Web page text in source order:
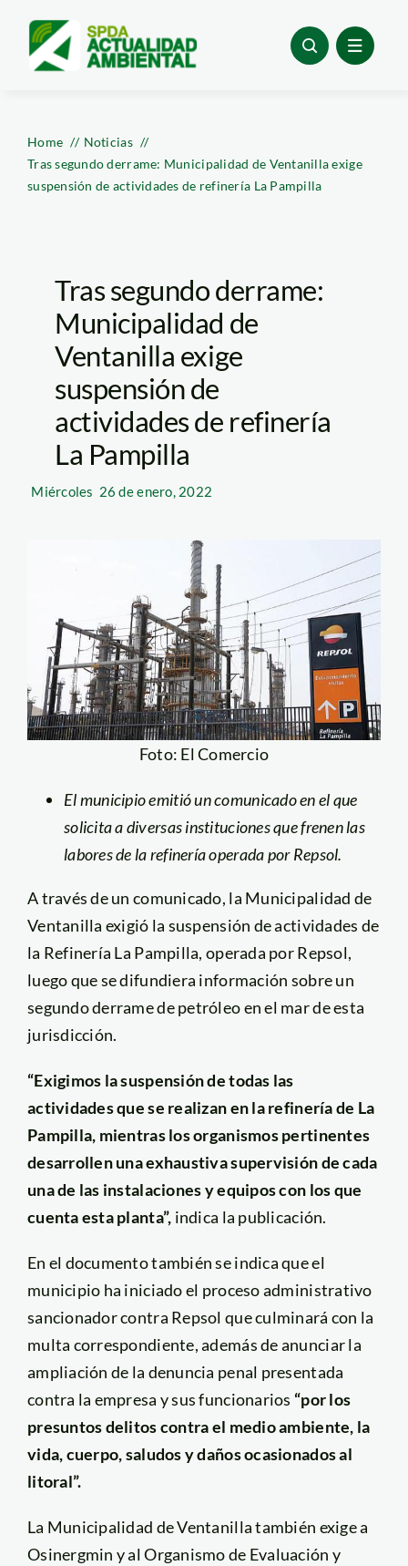
content
Home
Noticias
Tras segundo derrame: Municipalidad de Ventanilla exige
suspensión de actividades de refinería La Pampilla
Tras segundo derrame:
Municipalidad de
Ventanilla exige
suspensión de
actividades de refinería
La Pampilla
Miércoles 26 de enero, 2022
Foto: El Comercio
El municipio emitió un comunicado en el que
solicita a diversas instituciones que frenen las
labores de la refinería operada por Repsol.
A través de un comunicado, la Municipalidad de
Ventanilla exigió la suspensión de actividades de
la Refinería La Pampilla, operada por Repsol,
luego que se difundiera información sobre un
segundo derrame de petróleo en el mar de esta
jurisdicción.
“Exigimos la suspensión de todas las
actividades que se realizan en la refinería de La
Pampilla, mientras los organismos pertinentes
desarrollen una exhaustiva supervisión de cada
una de las instalaciones y equipos con los que
cuenta esta planta”, indica la publicación.
En el documento también se indica que el
municipio ha iniciado el proceso administrativo
sancionador contra Repsol que culminará con la
multa correspondiente, además de anunciar la
ampliación de la denuncia penal presentada
contra la empresa y sus funcionarios “por los
presuntos delitos contra el medio ambiente, la
vida, cuerpo, saludos y daños ocasionados al
litoral”.
La Municipalidad de Ventanilla también exige a
Osinergmin y al Organismo de Evaluación y